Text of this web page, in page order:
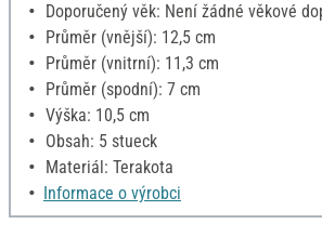
Doporučený věk: Není žádné věkové
Průměr (vnější): 12,5 cm
Průměr (vnitrní): 11,3 cm
Průměr (spodní): 7 cm
Výška: 10,5 cm
Obsah: 5 stueck
Materiál: Terakota
Informace o výrobci